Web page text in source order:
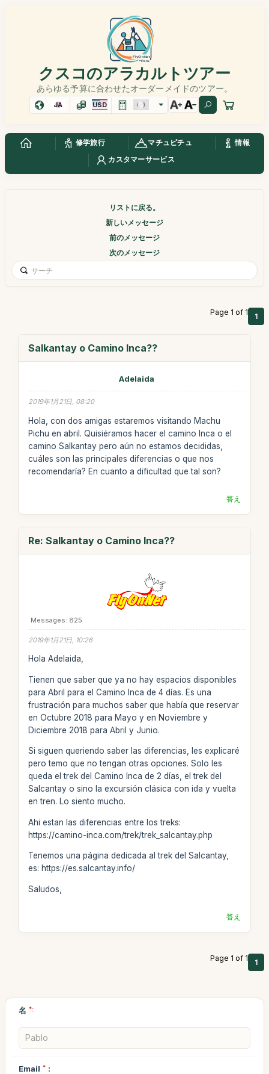
クスコのアラカルトツアー
あらゆる予算に合わせたオーダーメイドのツアー。
JA USD
修学旅行 マチュピチュ
情報
カスタマーサービス
リストに戻る。
新しいメッセージ
前のメッセージ
次のメッセージ
Page 1 of 1 1
Salkantay o Camino Inca??
Adelaida
2019年1月21日, 08:20
Hola, con dos amigas estaremos visitando Machu
Pichu en abril. Quisiéramos hacer el camino Inca o el
camino Salkantay pero aún no estamos decididas,
cuáles son las principales diferencias o que nos
recomendaría? En cuanto a dificultad que tal son?
答え
Re: Salkantay o Camino Inca??
Messages: 825
2019年1月21日, 10:26
Hola Adelaida,
Tienen que saber que ya no hay espacios disponibles
para Abril para el Camino Inca de 4 días. Es una
frustración para muchos saber que había que reservar
en Octubre 2018 para Mayo y en Noviembre y
Diciembre 2018 para Abril y Junio.
Si siguen queriendo saber las diferencias, les explicaré
pero temo que no tengan otras opciones. Solo les
queda el trek del Camino Inca de 2 días, el trek del
Salcantay o sino la excursión clásica con ida y vuelta
en tren. Lo siento mucho.
Ahi estan las diferencias entre los treks:
https://camino-inca.com/trek/trek_salcantay.php
Tenemos una página dedicada al trek del Salcantay,
es: https://es.salcantay.info/
Saludos,
答え
Page 1 of 1 1
名 *:
Email * :